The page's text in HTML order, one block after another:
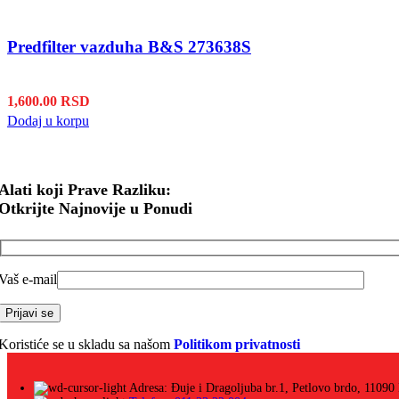
Predfilter vazduha B&S 273638S
1,600.00 RSD
Dodaj u korpu
koji Prave Razliku:
Najnovije u Ponudi
e-mail
se u skladu sa našom Politikom privatnosti
Adresa: Đuje i Dragoljuba br.1, Petlovo brdo, 11090